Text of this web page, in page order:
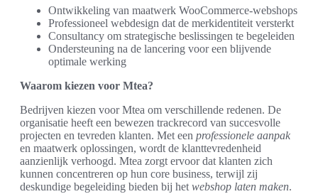
Ontwikkeling van maatwerk WooCommerce-webshops
Professioneel webdesign dat de merkidentiteit versterkt
Consultancy om strategische beslissingen te begeleiden
Ondersteuning na de lancering voor een blijvende
optimale werking
Waarom kiezen voor Mtea?
Bedrijven kiezen voor Mtea om verschillende redenen. De
organisatie heeft een bewezen trackrecord van succesvolle
projecten en tevreden klanten. Met een professionele aanpak
en maatwerk oplossingen, wordt de klanttevredenheid
aanzienlijk verhoogd. Mtea zorgt ervoor dat klanten zich
kunnen concentreren op hun core business, terwijl zij
deskundige begeleiding bieden bij het webshop laten maken.